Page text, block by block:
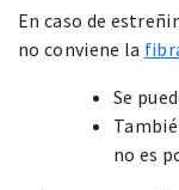
En caso de
no conviene la
Se
no es